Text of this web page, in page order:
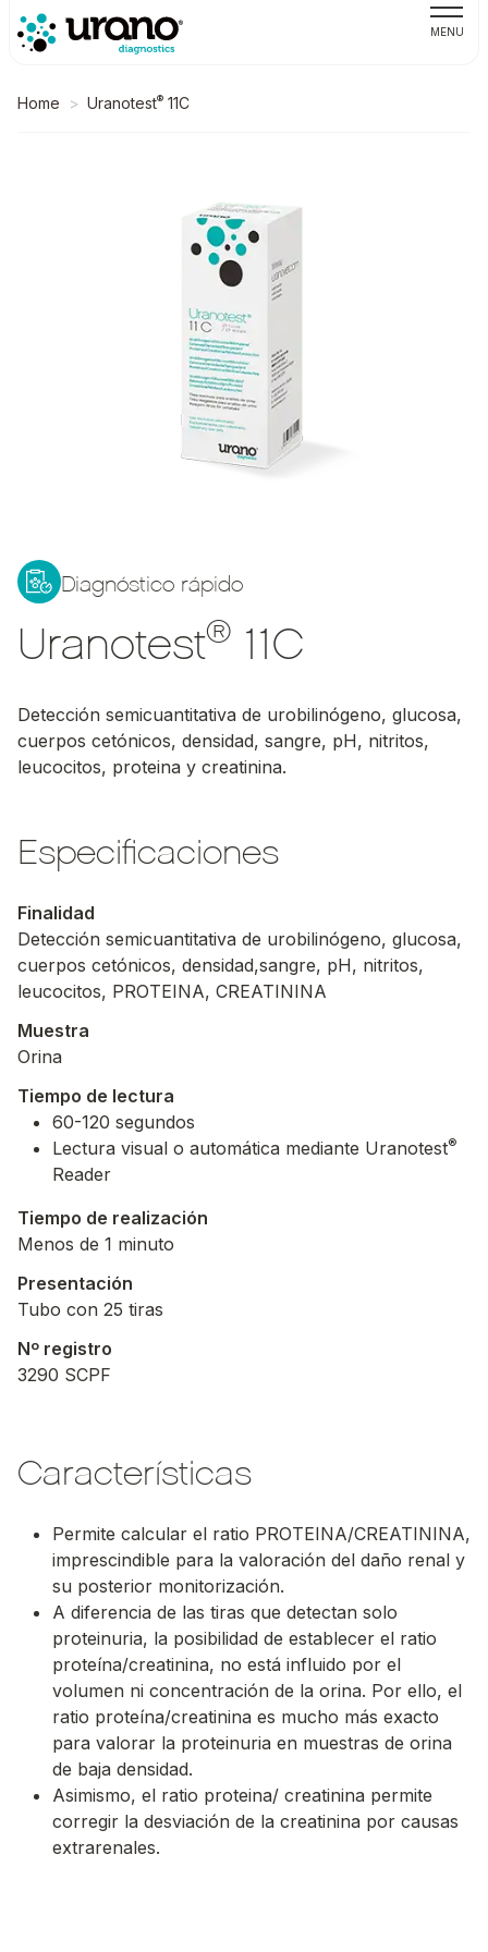
MENU
Home Uranotest® 11C
Diagnóstico rápido
Uranotest® 11C
Detección semicuantitativa de urobilinógeno, glucosa,
cuerpos cetónicos, densidad, sangre, pH, nitritos,
leucocitos, proteina y creatinina.
Especificaciones
Finalidad
Detección semicuantitativa de urobilinógeno, glucosa,
cuerpos cetónicos, densidad,sangre, pH, nitritos,
leucocitos, PROTEINA, CREATININA
Muestra
Orina
Tiempo de lectura
60-120 segundos
Lectura visual o automática mediante Uranotest®
Reader
Tiempo de realización
Menos de 1 minuto
Presentación
Tubo con 25 tiras
Nº registro
3290 SCPF
Características
Permite calcular el ratio PROTEINA/CREATININA,
imprescindible para la valoración del daño renal y
su posterior monitorización.
A diferencia de las tiras que detectan solo
proteinuria, la posibilidad de establecer el ratio
proteína/creatinina, no está influido por el
volumen ni concentración de la orina. Por ello, el
ratio proteína/creatinina es mucho más exacto
para valorar la proteinuria en muestras de orina
de baja densidad.
Asimismo, el ratio proteina/ creatinina permite
corregir la desviación de la creatinina por causas
extrarenales.